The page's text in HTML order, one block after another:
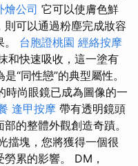
燴公司 它可以使膚色鮮
可以通過粉塵完成妝容
台胞證桃園 經絡按摩
和快速吸收，這一塗有
“同性戀”的典型屬性。
尚眼鏡已成為圖像的一
逢甲按摩 帶有透明鏡頭
的整體外觀創造奇蹟。
擋塊，您將獲得一個很
累的影響。 DM，